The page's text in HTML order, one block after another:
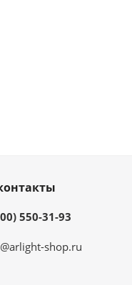
550-31-93
shop.ru